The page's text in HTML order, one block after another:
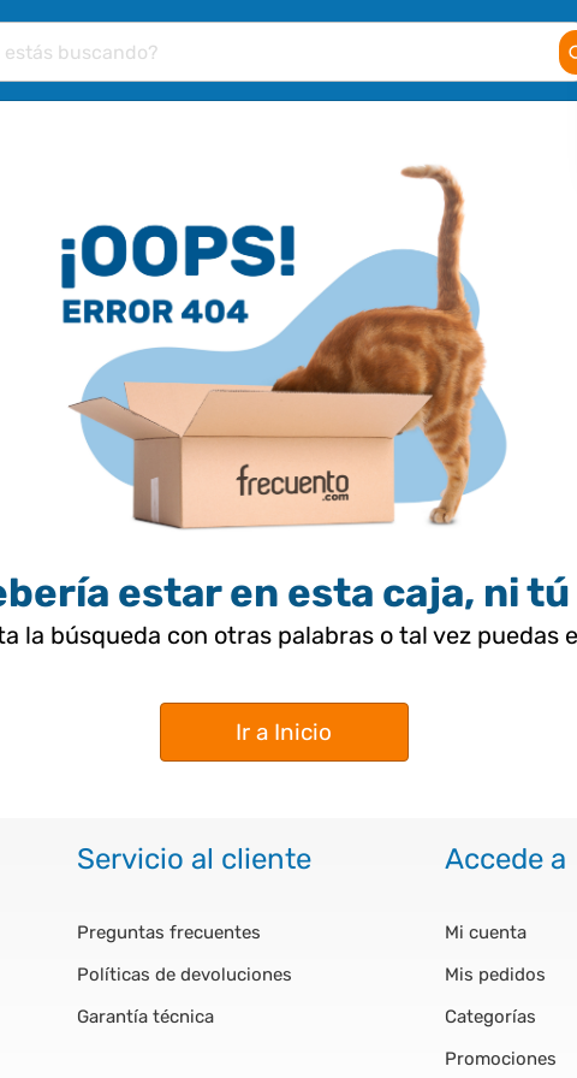
estar en esta caja, ni
la búsqueda con otras palabras o tal vez puedas
Ir a Inicio
Servicio al cliente
Preguntas frecuentes
Políticas de devoluciones
Garantía técnica
Accede a
Mi cuenta
Mis pedidos
Categorías
Promociones